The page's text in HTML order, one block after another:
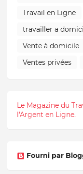
Travail en Ligne
travailler a
Vente à domicile
Ventes privées
Le Magazine du
l'Argent en Ligne.
Fourni par